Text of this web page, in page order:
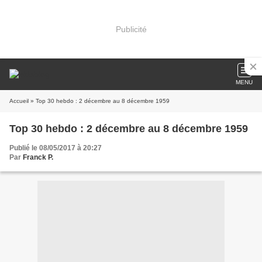
Publicité
MENU
Accueil » Top 30 hebdo : 2 décembre au 8 décembre 1959
Top 30 hebdo : 2 décembre au 8 décembre 1959
Publié le 08/05/2017 à 20:27
Par Franck P.